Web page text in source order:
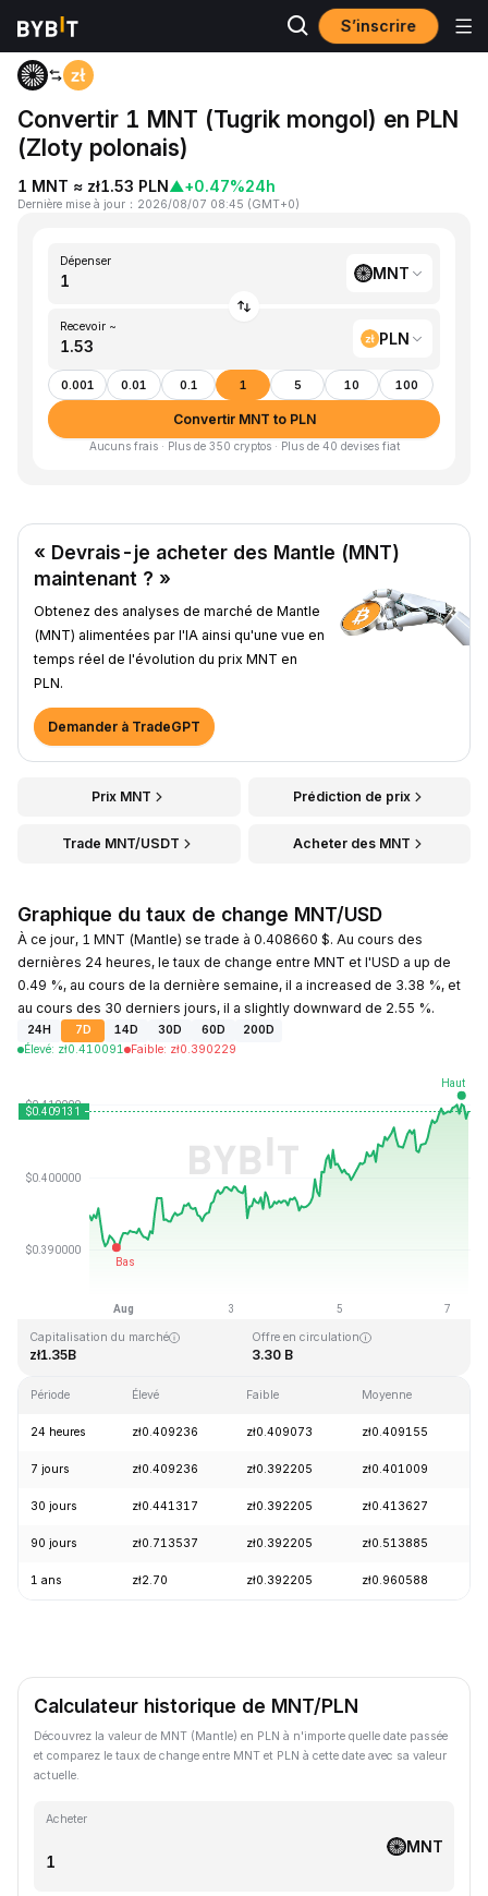
S’inscrire
Accueil
Convertir 1 MNT (Tugrik mongol) en PLN
(Zloty polonais)
1 MNT ≈ zł1.53 PLN▲+0.47%24h
Dernière mise à jour ： 2026/08/07 08:45 (GMT+0)
Dépenser
MNT
Recevoir ~
PLN
0.001 0.01 0.1 1 5 10 100
Convertir MNT to PLN
Aucuns frais · Plus de 350 cryptos · Plus de 40 devises fiat
« Devrais-je acheter des Mantle (MNT)
maintenant ? »
Obtenez des analyses de marché de Mantle
(MNT) alimentées par l'IA ainsi qu'une vue en
temps réel de l'évolution du prix MNT en
PLN.
Demander à TradeGPT
Prix MNT Prédiction de prix
Trade MNT/USDT Acheter des MNT
Graphique du taux de change MNT/USD
À ce jour, 1 MNT (Mantle) se trade à 0.408660 $. Au cours des
dernières 24 heures, le taux de change entre MNT et l'USD a up de
0.49 %, au cours de la dernière semaine, il a increased de 3.38 %, et
au cours des 30 derniers jours, il a slightly downward de 2.55 %.
24H 7D 14D 30D 60D
200D
Élevé: zł0.410091 Faible: zł0.390229
Dernière mise à jour : 2026-08-07, 08:45 GMT+0
Capitalisation du marché
zł1.35B
Offre en circulation
3.30 B
Période Élevé Faible Moyenne
24 heures zł0.409236 zł0.409073 zł0.409155
7 jours zł0.409236 zł0.392205 zł0.401009
30 jours zł0.441317 zł0.392205 zł0.413627
90 jours zł0.713537 zł0.392205 zł0.513885
1 ans zł2.70 zł0.392205 zł0.960588
Calculateur historique de MNT/PLN
Découvrez la valeur de MNT (Mantle) en PLN à n'importe quelle date passée
et comparez le taux de change entre MNT et PLN à cette date avec sa valeur
actuelle.
Acheter
MNT